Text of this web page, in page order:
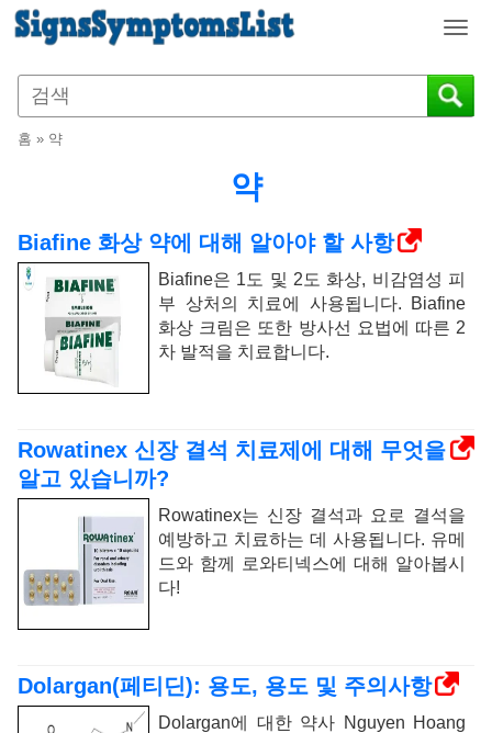
T
g
g
g
a
t
홈 » 약
약
Biafine 화상 약에 대해 알아야 할 사항
Biafine은 1도 및 2도 화상, 비감염성 피
부 상처의 치료에 사용됩니다. Biafine
화상 크림은 또한 방사선 요법에 따른 2
차 발적을 치료합니다.
Rowatinex 신장 결석 치료제에 대해 무엇을
알고 있습니까?
Rowatinex는 신장 결석과 요로 결석을
예방하고 치료하는 데 사용됩니다. 유메
드와 함께 로와티넥스에 대해 알아봅시
다!
Dolargan(페티딘): 용도, 용도 및 주의사항
Dolargan에 대한 약사 Nguyen Hoang